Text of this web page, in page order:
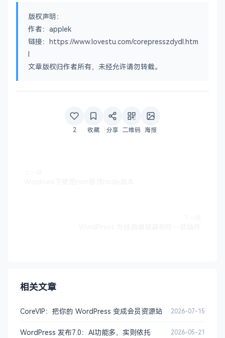
版权声明：
作者：applek
链接：https://www.lovestu.com/corepresszdydl.htm
l
文章版权归作者所有，未经允许请勿转载。
2 收藏 分享 二维码 海报
相关文章
CoreVIP：把你的 WordPress 变成会员资源站 2026-07-15
WordPress 发布7.0：AI功能多，实则依托 2026-05-21